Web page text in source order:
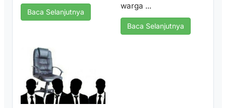
Baca Selanjutnya
warga ...
Baca Selanjutnya